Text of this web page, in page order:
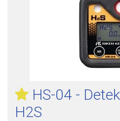
HS-04 -
H2S